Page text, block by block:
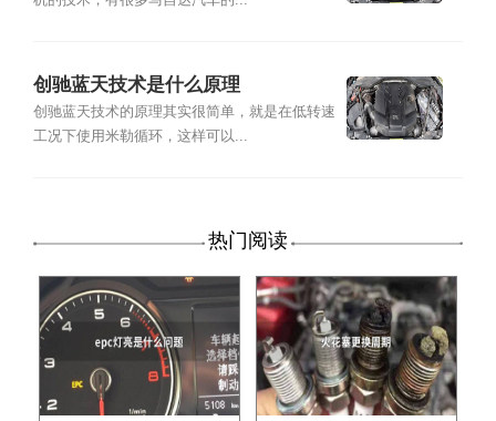
创驰蓝天技术是什么原理
创驰蓝天技术的原理其实很简单，就是在低转速
工况下使用米勒循环，这样可以...
热门阅读